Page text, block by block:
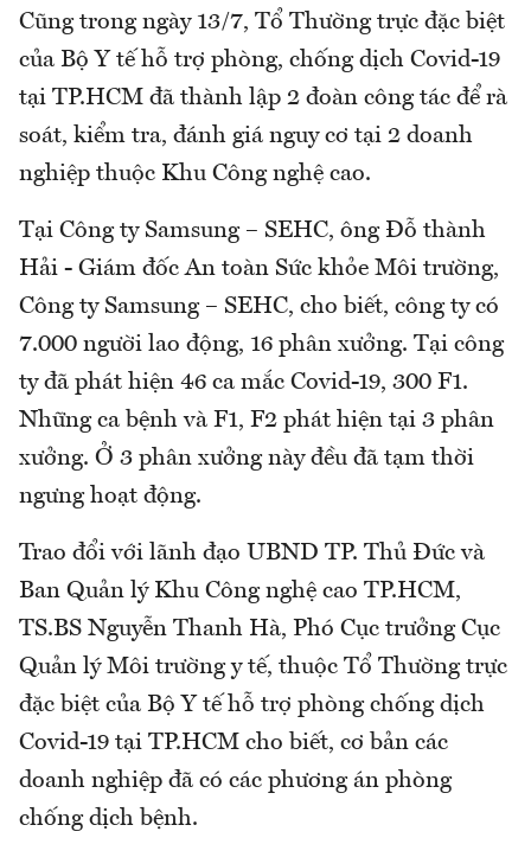
Cũng trong ngày 13/7, Tổ Thường trực đặc biệt
của Bộ Y tế hỗ trợ phòng, chống dịch Covid-19
tại TP.HCM đã thành lập 2 đoàn công tác để rà
soát, kiểm tra, đánh giá nguy cơ tại 2 doanh
nghiệp thuộc Khu Công nghệ cao.
Tại Công ty Samsung – SEHC, ông Đỗ thành
Hải - Giám đốc An toàn Sức khỏe Môi trường,
Công ty Samsung – SEHC, cho biết, công ty có
7.000 người lao động, 16 phân xưởng. Tại công
ty đã phát hiện 46 ca mắc Covid-19, 300 F1.
Những ca bệnh và F1, F2 phát hiện tại 3 phân
xưởng. Ở 3 phân xưởng này đều đã tạm thời
ngưng hoạt động.
Trao đổi với lãnh đạo UBND TP. Thủ Đức và
Ban Quản lý Khu Công nghệ cao TP.HCM,
TS.BS Nguyễn Thanh Hà, Phó Cục trưởng Cục
Quản lý Môi trường y tế, thuộc Tổ Thường trực
đặc biệt của Bộ Y tế hỗ trợ phòng chống dịch
Covid-19 tại TP.HCM cho biết, cơ bản các
doanh nghiệp đã có các phương án phòng
chống dịch bệnh.